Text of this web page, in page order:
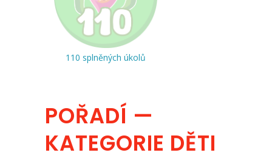
110 splněných úkolů
POŘADÍ —
KATEGORIE DĚTI